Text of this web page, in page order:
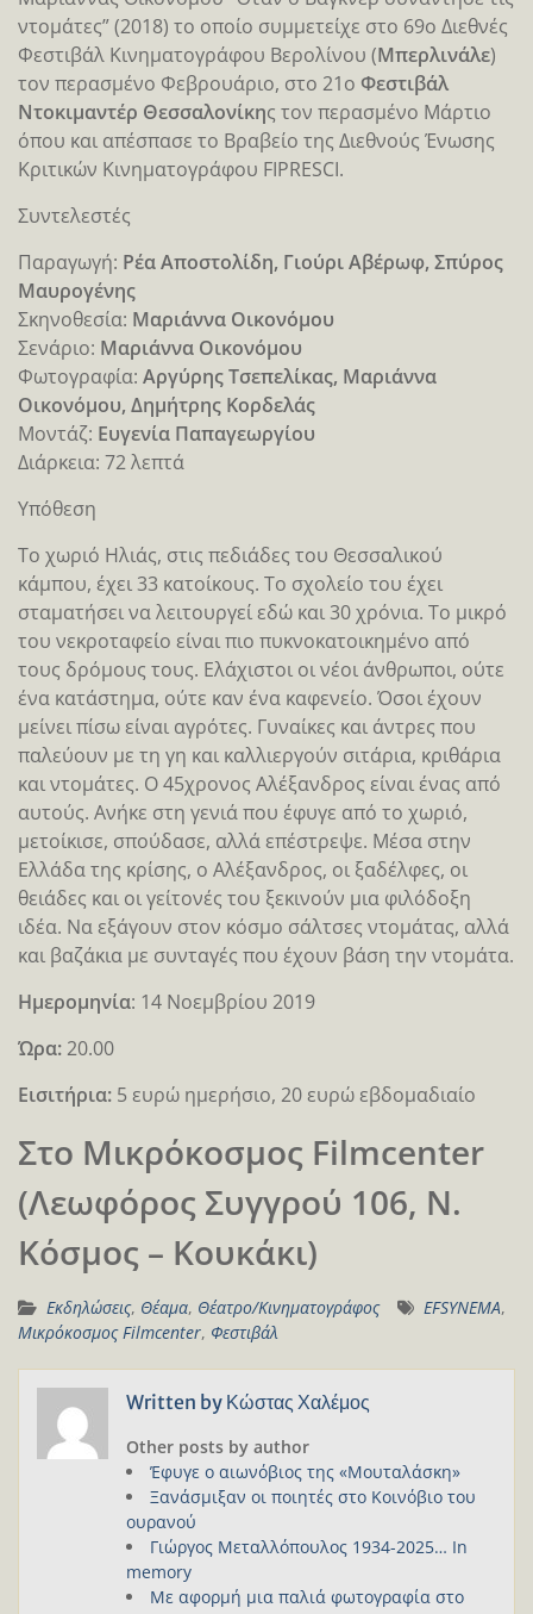
ντομάτες” (2018) το οποίο συμμετείχε στο 69ο Διεθνές
Φεστιβάλ Κινηματογράφου Βερολίνου (Μπερλινάλε)
τον περασμένο Φεβρουάριο, στο 21ο Φεστιβάλ
Ντοκιμαντέρ Θεσσαλονίκης τον περασμένο Μάρτιο
όπου και απέσπασε το Βραβείο της Διεθνούς Ένωσης
Κριτικών Κινηματογράφου FIPRESCI.
Συντελεστές
Παραγωγή: Ρέα Αποστολίδη, Γιούρι Αβέρωφ, Σπύρος
Μαυρογένης
Σκηνοθεσία: Μαριάννα Οικονόμου
Σενάριο: Μαριάννα Οικονόμου
Φωτογραφία: Αργύρης Τσεπελίκας, Μαριάννα
Οικονόμου, Δημήτρης Κορδελάς
Μοντάζ: Ευγενία Παπαγεωργίου
Διάρκεια: 72 λεπτά
Υπόθεση
Το χωριό Ηλιάς, στις πεδιάδες του Θεσσαλικού
κάμπου, έχει 33 κατοίκους. Το σχολείο του έχει
σταματήσει να λειτουργεί εδώ και 30 χρόνια. Το μικρό
του νεκροταφείο είναι πιο πυκνοκατοικημένο από
τους δρόμους τους. Ελάχιστοι οι νέοι άνθρωποι, ούτε
ένα κατάστημα, ούτε καν ένα καφενείο. Όσοι έχουν
μείνει πίσω είναι αγρότες. Γυναίκες και άντρες που
παλεύουν με τη γη και καλλιεργούν σιτάρια, κριθάρια
και ντομάτες. Ο 45χρονος Αλέξανδρος είναι ένας από
αυτούς. Ανήκε στη γενιά που έφυγε από το χωριό,
μετοίκισε, σπούδασε, αλλά επέστρεψε. Μέσα στην
Ελλάδα της κρίσης, ο Αλέξανδρος, οι ξαδέλφες, οι
θειάδες και οι γείτονές του ξεκινούν μια φιλόδοξη
ιδέα. Να εξάγουν στον κόσμο σάλτσες ντομάτας, αλλά
και βαζάκια με συνταγές που έχουν βάση την ντομάτα.
Ημερομηνία: 14 Νοεμβρίου 2019
Ώρα:20.00
Εισιτήρια: 5 ευρώ ημερήσιο, 20 ευρώ εβδομαδιαίο
Στο Μικρόκοσμος Filmcenter
(Λεωφόρος Συγγρού 106, Ν.
Κόσμος – Κουκάκι)
Εκδηλώσεις, Θέαμα, Θέατρο/Κινηματογράφος EFSYNEMA,
Μικρόκοσμος Filmcenter, Φεστιβάλ
Written by Κώστας Χαλέμος
Other posts by author
Έφυγε ο αιωνόβιος της «Μουταλάσκη»
Ξανάσμιξαν οι ποιητές στο Κοινόβιο του
ουρανού
Γιώργος Μεταλλόπουλος 1934-2025… In
memory
Με αφορμή μια παλιά φωτογραφία στο